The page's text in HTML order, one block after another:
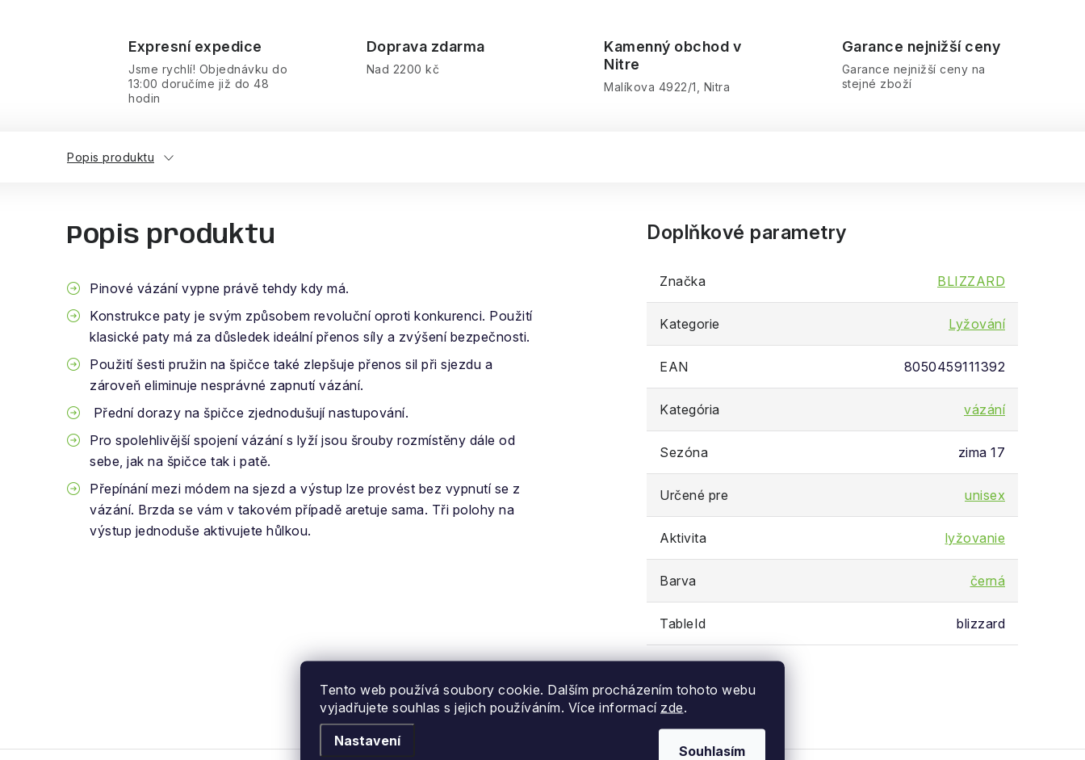
Tento web používá soubory cookie. Dalším procházením tohoto webu
vyjadřujete souhlas s jejich používáním. Více informací zde.
Nastavení
Souhlasím
Expresní expedice
Jsme rychlí! Objednávku do
13:00 doručíme již do 48
hodin
Doprava zdarma
Nad 2200 kč
Kamenný obchod v
Nitre
Malíkova 4922/1, Nitra
Garance nejnižší ceny
Garance nejnižší ceny na
stejné zboží
Popis produktu
Popis produktu
Pinové vázání vypne právě tehdy kdy má.
Konstrukce paty je svým způsobem revoluční oproti konkurenci. Použití
klasické paty má za důsledek ideální přenos síly a zvýšení bezpečnosti.
Použití šesti pružin na špičce také zlepšuje přenos sil při sjezdu a
zároveň eliminuje nesprávné zapnutí vázání.
Přední dorazy na špičce zjednodušují nastupování.
Pro spolehlivější spojení vázání s lyží jsou šrouby rozmístěny dále od
sebe, jak na špičce tak i patě.
Přepínání mezi módem na sjezd a výstup lze provést bez vypnutí se z
vázání. Brzda se vám v takovém případě aretuje sama. Tři polohy na
výstup jednoduše aktivujete hůlkou.
Doplňkové parametry
Značka BLIZZARD
Kategorie Lyžování
EAN 8050459111392
Kategória vázání
Sezóna zima 17
Určené pre unisex
Aktivita lyžovanie
Barva černá
TableId blizzard